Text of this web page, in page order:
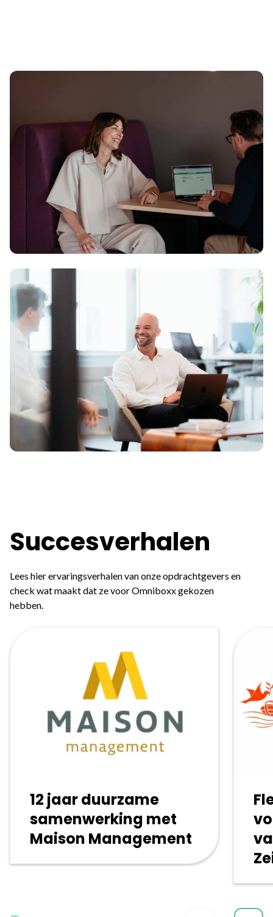
Succesverhalen
Lees hier ervaringsverhalen van onze opdrachtgevers en
check wat maakt dat ze voor Omniboxx gekozen
hebben.
12 jaar duurzame
samenwerking met
Maison Management